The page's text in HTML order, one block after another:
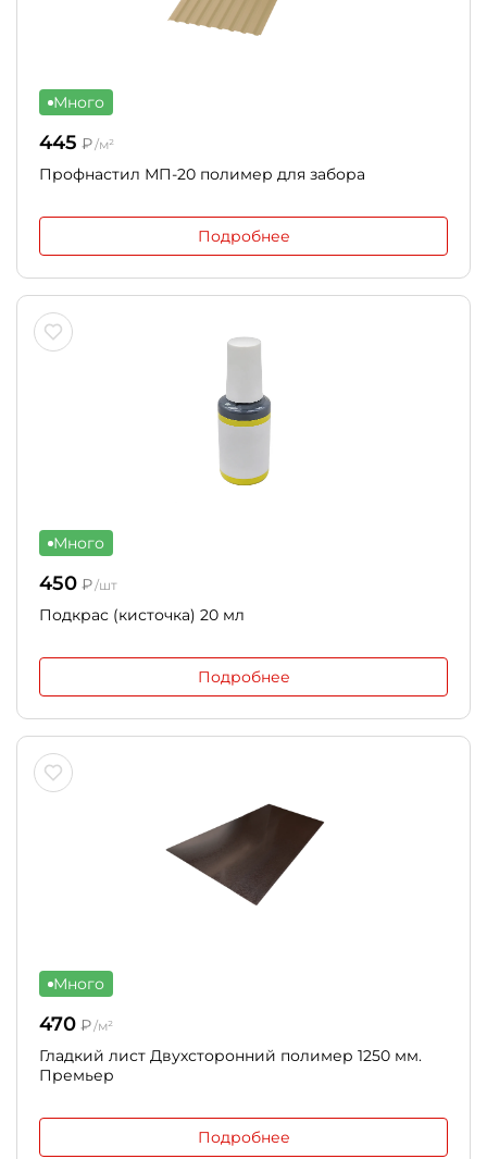
Много
445 ₽/м²
Профнастил МП-20 полимер для забора
Подробнее
Много
450 ₽/шт
Подкрас (кисточка) 20 мл
Подробнее
Много
470 ₽/м²
Гладкий лист Двухсторонний полимер 1250 мм.
Премьер
Подробнее